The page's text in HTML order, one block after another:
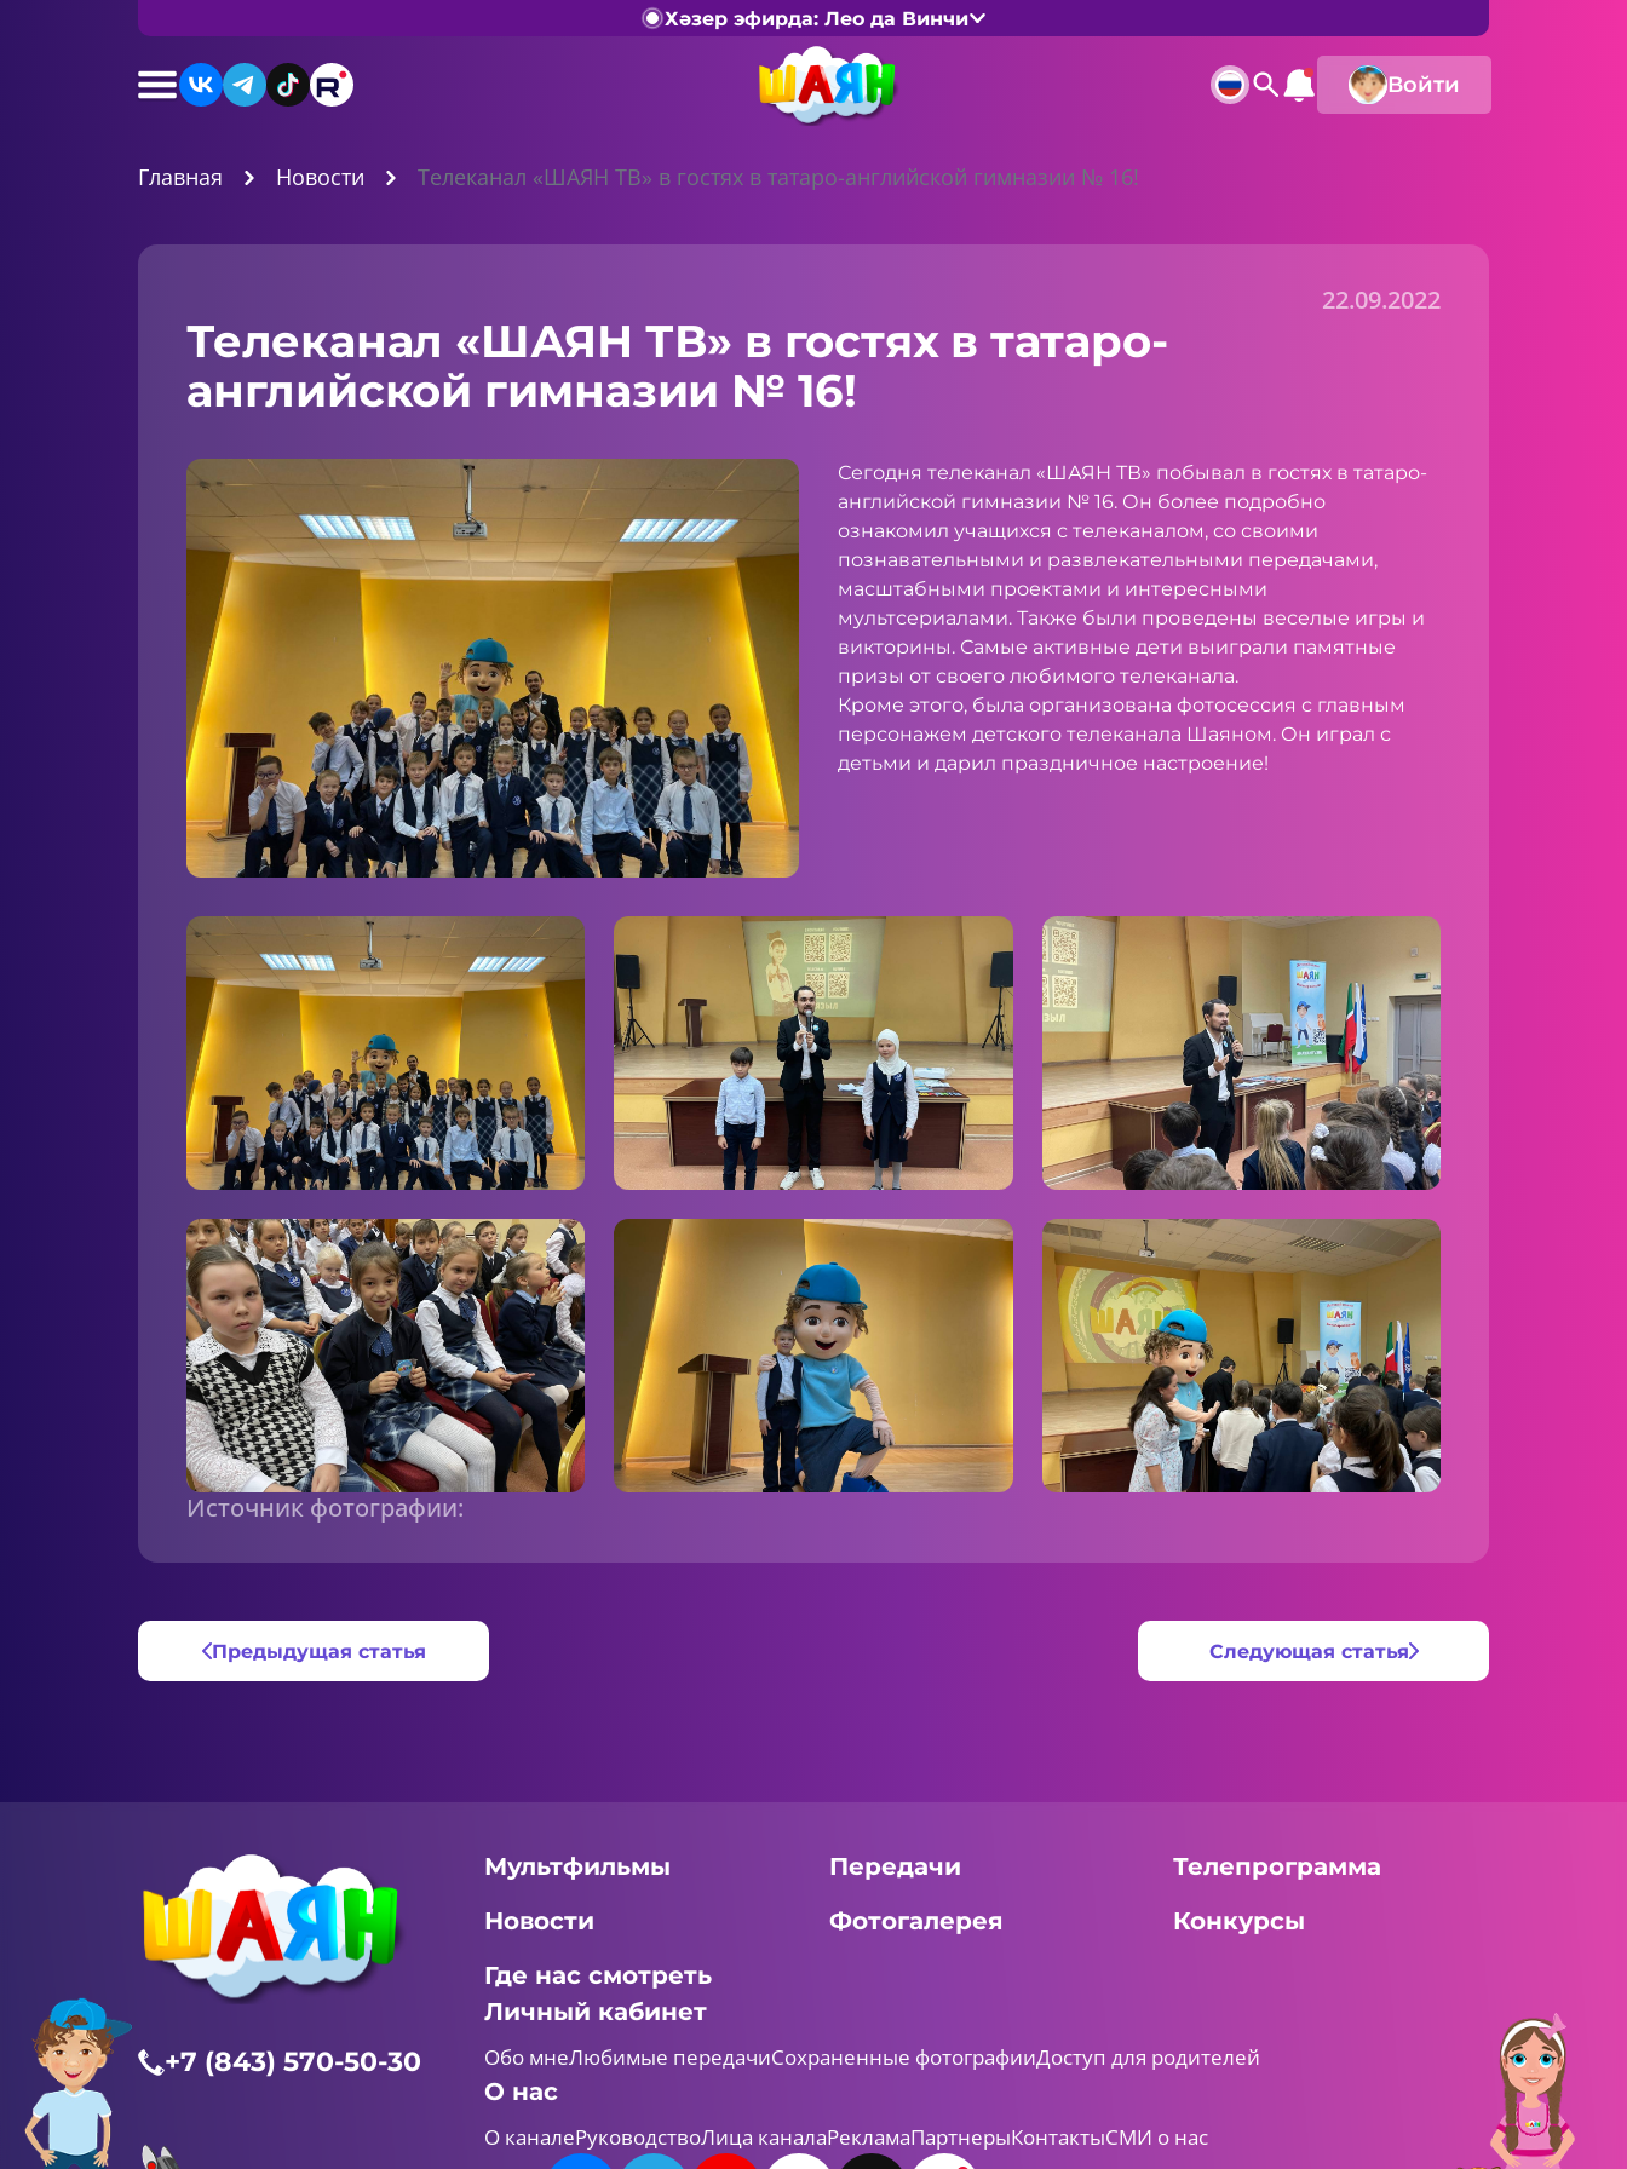
Хәзер эфирда: Лео да Винчи
Войти
Главная Новости Телеканал «ШАЯН ТВ» в гостях в татаро-английской гимназии № 16!
22.09.2022
Телеканал «ШАЯН ТВ» в гостях в татаро-
английской гимназии № 16!
Сегодня телеканал «ШАЯН ТВ» побывал в гостях в татаро-
английской гимназии № 16. Он более подробно
ознакомил учащихся с телеканалом, со своими
познавательными и развлекательными передачами,
масштабными проектами и интересными
мультсериалами. Также были проведены веселые игры и
викторины. Самые активные дети выиграли памятные
призы от своего любимого телеканала.
Кроме этого, была организована фотосессия с главным
персонажем детского телеканала Шаяном. Он играл с
детьми и дарил праздничное настроение!
Источник фотографии:
Предыдущая статья Следующая статья
+7 (843) 570-50-30
Мультфильмы Передачи
Телепрограмма
Новости
Фотогалерея
Конкурсы
Где нас смотреть
Личный кабинет
Обо мнеЛюбимые передачиСохраненные фотографииДоступ для родителей
О нас
О каналеРуководствоЛица каналаРекламаПартнерыКонтактыСМИ о нас